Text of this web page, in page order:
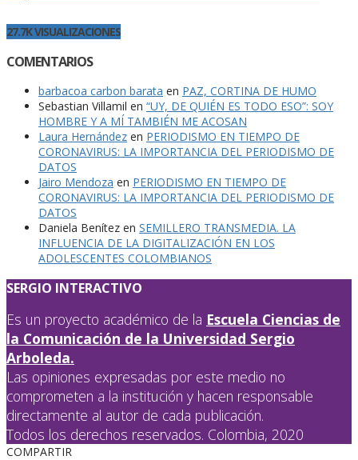
27.7K VISUALIZACIONES
COMENTARIOS
barbacoa carbon barata en PAZ, CORTINA DE HUMO
Sebastian Villamil en “UY, DE QUIÉN ES TODO ESO”: SOY
HOMBRE Y A MÍ TAMBIÉN ME ACOSAN
Laura Hernández en PERIODISMO EN TIEMPO DE
CORONAVIRUS: LA IMPORTANCIA DEL PERIODISMO DE
DATOS
Jairo Mendoza en PERIODISMO EN TIEMPO DE
CORONAVIRUS: LA IMPORTANCIA DEL PERIODISMO DE
DATOS
Daniela Benítez en SEMILLERO TRANSMEDIA. LA
INFLUENCIA DE LA DIGITALIZACIÓN EN LOS
ADOLESCENTES COLOMBIANOS
SERGIO INTERACTIVO
Es un proyecto académico de la Escuela Ciencias de
la Comunicación de la Universidad Sergio
Arboleda.
Las opiniones expresadas por este medio no
comprometen a la institución y hacen responsable
directamente al autor de cada publicación.
Todos los derechos reservados. Colombia, 2020
COMPARTIR